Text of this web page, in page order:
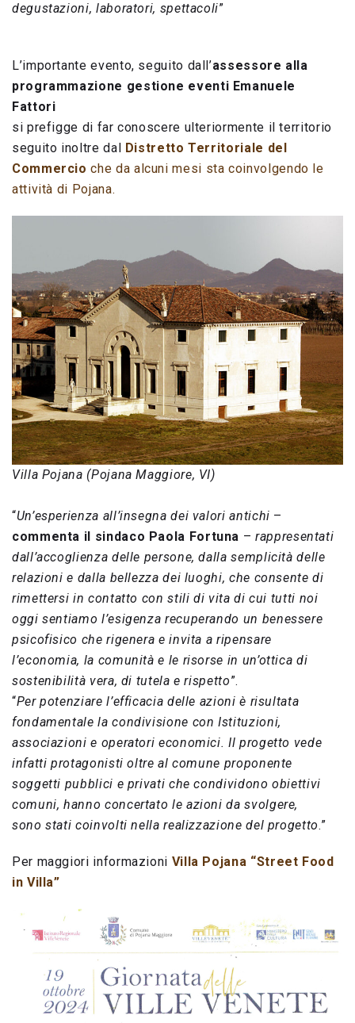
degustazioni, laboratori, spettacoli”
L’importante evento, seguito dall’assessore alla
programmazione gestione eventi Emanuele
Fattori
si prefigge di far conoscere ulteriormente il territorio
seguito inoltre dal
Distretto Territoriale del
Commercio che da alcuni mesi sta coinvolgendo le
attività di Pojana.
Villa Pojana (Pojana Maggiore, VI)
“Un’esperienza all’insegna dei valori antichi –
commenta il sindaco Paola Fortuna –rappresentati
dall’accoglienza delle persone, dalla semplicità delle
relazioni e dalla bellezza dei luoghi, che consente di
rimettersi in contatto con stili di vita di cui tutti noi
oggi sentiamo l’esigenza recuperando un benessere
psicofisico che rigenera e invita a ripensare
l’economia, la comunità e le risorse in un’ottica di
sostenibilità vera, di tutela e rispetto”.
“Per potenziare l’efficacia delle azioni è risultata
fondamentale la condivisione con Istituzioni,
associazioni e operatori economici. Il progetto vede
infatti protagonisti oltre al comune proponente
soggetti pubblici e privati che condividono obiettivi
comuni, hanno concertato le azioni da svolgere,
sono stati coinvolti nella realizzazione del progetto.”
Per maggiori informazioni Villa Pojana “Street Food
in Villa”